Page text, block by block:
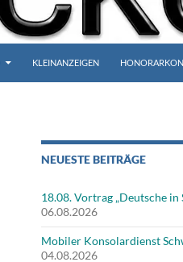
KLEINANZEIGEN
NEUESTE BEITRÄGE
18.08. Vortrag „Deutsche in
06.08.2026
Mobiler Konsolardienst
04.08.2026